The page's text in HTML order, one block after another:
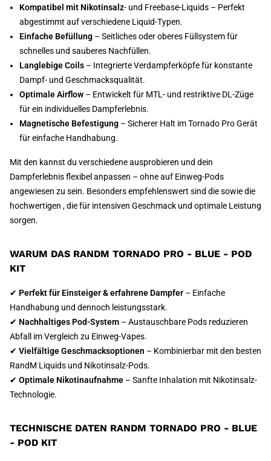
Kompatibel mit Nikotinsalz- und Freebase-Liquids – Perfekt
abgestimmt auf verschiedene Liquid-Typen.
Einfache Befüllung – Seitliches oder oberes Füllsystem für
schnelles und sauberes Nachfüllen.
Langlebige Coils – Integrierte Verdampferköpfe für konstante
Dampf- und Geschmacksqualität.
Optimale Airflow – Entwickelt für MTL- und restriktive DL-Züge
für ein individuelles Dampferlebnis.
Magnetische Befestigung – Sicherer Halt im Tornado Pro Gerät
für einfache Handhabung.
Mit den kannst du verschiedene ausprobieren und dein
Dampferlebnis flexibel anpassen – ohne auf Einweg-Pods
angewiesen zu sein. Besonders empfehlenswert sind die sowie die
hochwertigen , die für intensiven Geschmack und optimale Leistung
sorgen.
WARUM DAS RANDM TORNADO PRO - BLUE - POD
KIT
✔ Perfekt für Einsteiger & erfahrene Dampfer – Einfache
Handhabung und dennoch leistungsstark.
✔ Nachhaltiges Pod-System – Austauschbare Pods reduzieren
Abfall im Vergleich zu Einweg-Vapes.
✔ Vielfältige Geschmacksoptionen – Kombinierbar mit den besten
RandM Liquids und Nikotinsalz-Pods.
✔ Optimale Nikotinaufnahme – Sanfte Inhalation mit Nikotinsalz-
Technologie.
TECHNISCHE DATEN RANDM TORNADO PRO - BLUE
- POD KIT